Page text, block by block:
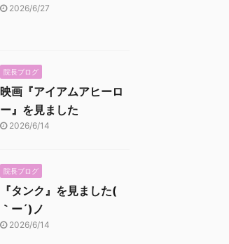
2026/6/27
院長ブログ
映画『アイアムアヒーロ
ー』を見ました
2026/6/14
院長ブログ
『タンク』を見ました(
｀ー´)ノ
2026/6/14